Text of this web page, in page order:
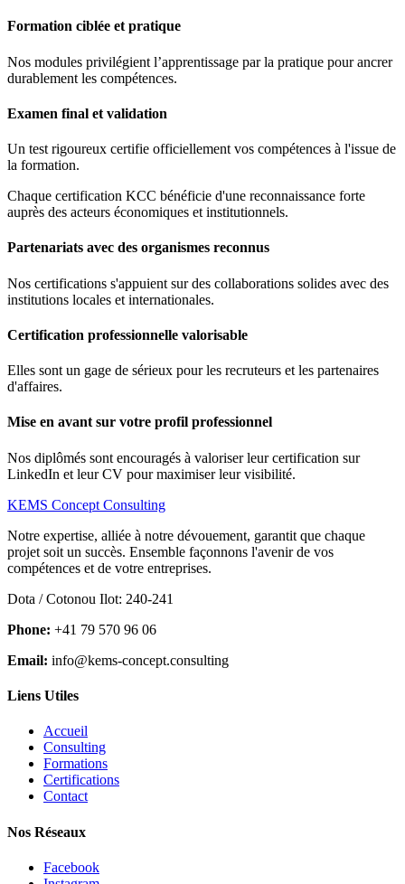
Formation ciblée et pratique
Nos modules privilégient l’apprentissage par la pratique pour ancrer
durablement les compétences.
Examen final et validation
Un test rigoureux certifie officiellement vos compétences à l'issue de
la formation.
Chaque certification KCC bénéficie d'une reconnaissance forte
auprès des acteurs économiques et institutionnels.
Partenariats avec des organismes reconnus
Nos certifications s'appuient sur des collaborations solides avec des
institutions locales et internationales.
Certification professionnelle valorisable
Elles sont un gage de sérieux pour les recruteurs et les partenaires
d'affaires.
Mise en avant sur votre profil professionnel
Nos diplômés sont encouragés à valoriser leur certification sur
LinkedIn et leur CV pour maximiser leur visibilité.
KEMS Concept Consulting
Notre expertise, alliée à notre dévouement, garantit que chaque
projet soit un succès. Ensemble façonnons l'avenir de vos
compétences et de votre entreprises.
Dota / Cotonou Ilot: 240-241
Phone: +41 79 570 96 06
Email: info@kems-concept.consulting
Liens Utiles
Accueil
Consulting
Formations
Certifications
Contact
Nos Réseaux
Facebook